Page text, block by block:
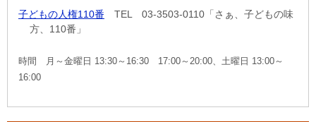
子どもの人権110番 TEL 03-3503-0110「さぁ、子どもの味
方、110番」
時間 月～金曜日 13:30～16:30 17:00～20:00、土曜日 13:00～
16:00